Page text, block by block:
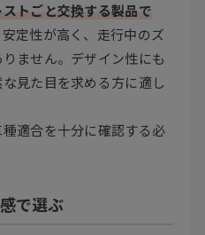
トごと交換する製品で
定性が高く、走行中のズ
ません。デザイン性にも
見た目を求める方に適し
適合を十分に確認する必
で選ぶ